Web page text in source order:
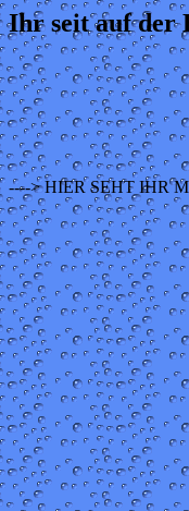
Ihr seit auf der
----> HIER SEHT IHR